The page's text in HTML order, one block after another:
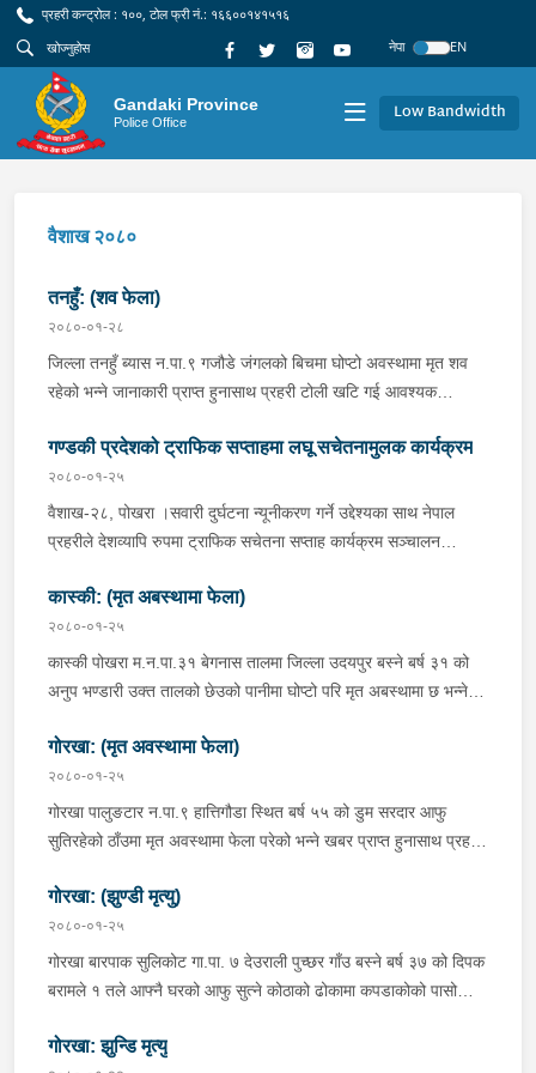
प्रहरी कन्ट्रोल : १००, टोल फ्री नं.: १६६००१४१५१६
नेपा
EN
Gandaki Province
Police Office Low Bandwidth
वैशाख २०८०
तनहुँ: (शव फेला)
२०८०-०१-२८
जिल्ला तनहुँ ब्यास न.पा.९ गजौडे जंगलको बिचमा घोप्टो अवस्थामा मृत शव
रहेको भन्ने जानाकारी प्राप्त हुनासाथ प्रहरी टोली खटि गई आवश्यक
गण्डकी प्रदेशको ट्राफिक सप्ताहमा लघू सचेतनामुलक कार्यक्रम
२०८०-०१-२५
वैशाख-२८, पोखरा ।सवारी दुर्घटना न्यूनीकरण गर्ने उद्देश्यका साथ नेपाल
प्रहरीले देशव्यापि रुपमा ट्राफिक सचेतना सप्ताह कार्यक्रम सञ्चालन
जनचेतनामुलक कार्यक्रममको गण्डकी प्रदेशमा भने आज तेस्रो दिन हो ।
आजको कार्यक्रममा गण्डकी प्रदेशका ११ वटै जिल्लाका ट्राफिक प्रहरीहरुले
ट्राफिक नियम सम्बन्धी लघु सचेतना कार्यक्रम सञ्चालन गरी जनचेतना
अभिवृद्दि गरेका छन । लघू सचेतना कार्यक्रममा बिभिन्न स्थानहरुमा सवारी
मुलक पर्चा वितरण गरीन्छ, त्यसपछी सोही कार्यक्रममा सहभागि १ जनालाई
ट्राफिक नियम सम्बन्धी जानेका कुरा बोल्न लगाईन्छ र नबुझेका कुरा ट्राफिक
प्रहरी बाट प्रष्ट पारिन्छ । यसका साथै सप्ताहव्यापी कार्यक्रमकै तालिका
बमोजिम आज ट्राफिक प्रहरीले सवारी चालक पोशाक चेकजाँच, सवारी
भाडादर अनुगमन, आरक्षण सिट कार्यान्वयन भए नभएको अनुगमन गर्नेछ ।
गण्डकी प्रदेशमा गण्डकी प्रदेश आन्तरिक मामिला तथा कानुन मन्त्रालय,
पोखरा महानगरपालिका र गण्डकी प्रदेश राजमार्ग सुरक्षा तथा ट्राफिक
कार्यक्रमको यहि बैशाख २५ गते उद्घाटन गरीएको थियो । उद्घाटन
कार्यक्रमका अवसरमा प्रदेशका सबै; जिल्लाहरुमा ट्राफिक सचेतनामुलक
जीवन क्षति, तपाईं हाम्रो जिम्मेवारी सुरक्षित सवारी आदि लेखिएका प्ले-कार्डहरु
कास्की: (मृत अबस्थामा फेला)
२०८०-०१-२५
कास्की पोखरा म.न.पा.३१ बेगनास तालमा जिल्ला उदयपुर बस्ने बर्ष ३१ को
अनुप भण्डारी उक्त तालको छेउको पानीमा घोप्टो परि मृत अबस्थामा छ भन्ने
गोरखा: (मृत अवस्थामा फेला)
२०८०-०१-२५
गोरखा पालुङटार न.पा.९ हात्तिगौडा स्थित बर्ष ५५ को डुम सरदार आफु
सुतिरहेको ठाँउमा मृत अवस्थामा फेला परेको भन्ने खबर प्राप्त हुनासाथ प्रहरी
गोरखा: (झुण्डी मृत्यु)
२०८०-०१-२५
गोरखा बारपाक सुलिकोट गा.पा. ७ देउराली पुच्छर गाँउ बस्ने बर्ष ३७ को दिपक
बरामले १ तले आफ्नै घरको आफु सुत्ने कोठाको ढोकामा कपडाकोको पासो
गई आवश्यक अनुसन्धान भईरहेको ।
गोरखा: झुन्डि मृत्यु